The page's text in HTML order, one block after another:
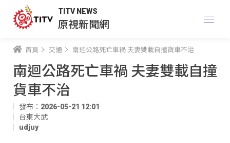
TITV NEWS
原視新聞網
首頁 交通 南迴公路死亡車禍 夫妻雙載自撞貨車不治
南迴公路死亡車禍 夫妻雙載自撞
貨車不治
發布：2026-05-21 12:01
台東大武
udjuy